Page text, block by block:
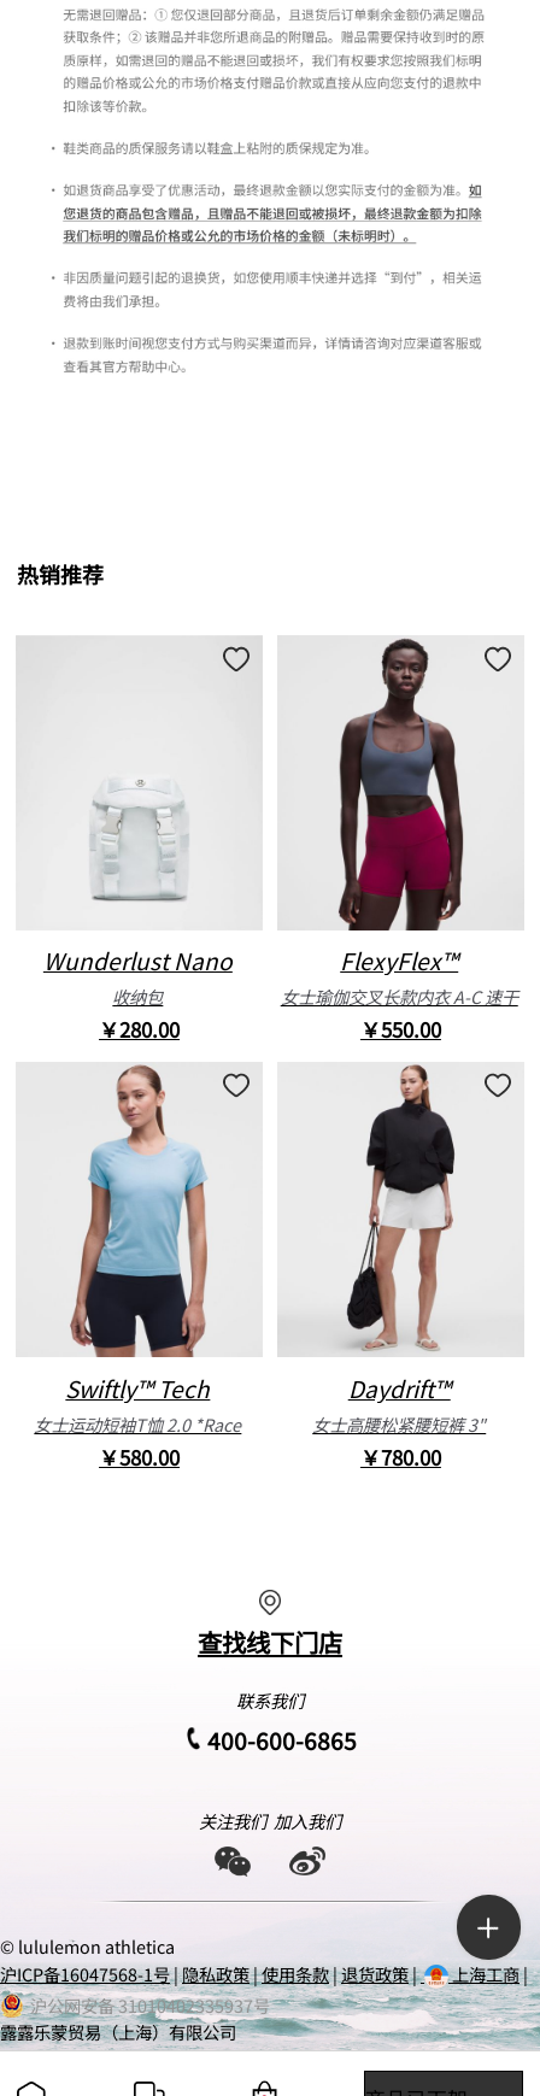
热销推荐
Wunderlust Nano
收纳包
￥280.00
FlexyFlex™
女士瑜伽交叉长款内衣 A-C 速干
￥550.00
Swiftly™ Tech
女士运动短袖T恤 2.0 *Race
￥580.00
Daydrift™
女士高腰松紧腰短裤 3"
￥780.00
查找线下门店
联系我们
400-600-6865
关注我们 加入我们
© lululemon athletica
沪ICP备16047568-1号|隐私政策|使用条款|退货政策| 上海工商|
沪公网安备 31010402335937号
露露乐蒙贸易（上海）有限公司